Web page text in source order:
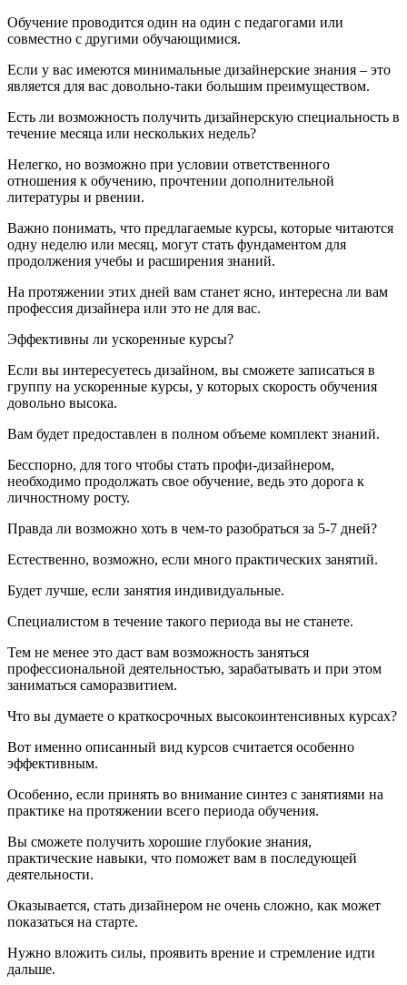
Обучение проводится один на один с педагогами или
совместно с другими обучающимися.
Если у вас имеются минимальные дизайнерские знания – это
является для вас довольно-таки большим преимуществом.
Есть ли возможность получить дизайнерскую специальность в
течение месяца или нескольких недель?
Нелегко, но возможно при условии ответственного
отношения к обучению, прочтении дополнительной
литературы и рвении.
Важно понимать, что предлагаемые курсы, которые читаются
одну неделю или месяц, могут стать фундаментом для
продолжения учебы и расширения знаний.
На протяжении этих дней вам станет ясно, интересна ли вам
профессия дизайнера или это не для вас.
Эффективны ли ускоренные курсы?
Если вы интересуетесь дизайном, вы сможете записаться в
группу на ускоренные курсы, у которых скорость обучения
довольно высока.
Вам будет предоставлен в полном объеме комплект знаний.
Бесспорно, для того чтобы стать профи-дизайнером,
необходимо продолжать свое обучение, ведь это дорога к
личностному росту.
Правда ли возможно хоть в чем-то разобраться за 5-7 дней?
Естественно, возможно, если много практических занятий.
Будет лучше, если занятия индивидуальные.
Специалистом в течение такого периода вы не станете.
Тем не менее это даст вам возможность заняться
профессиональной деятельностью, зарабатывать и при этом
заниматься саморазвитием.
Что вы думаете о краткосрочных высокоинтенсивных курсах?
Вот именно описанный вид курсов считается особенно
эффективным.
Особенно, если принять во внимание синтез с занятиями на
практике на протяжении всего периода обучения.
Вы сможете получить хорошие глубокие знания,
практические навыки, что поможет вам в последующей
деятельности.
Оказывается, стать дизайнером не очень сложно, как может
показаться на старте.
Нужно вложить силы, проявить врение и стремление идти
дальше.